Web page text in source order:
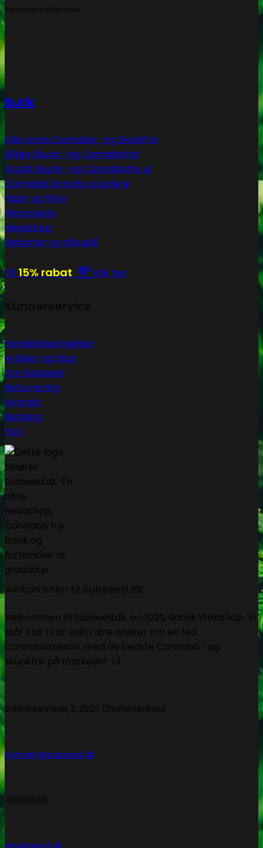
Butik
Alle vores Cannabis -og Skunkfrø
Billige Skunk -og Cannabisfrø
Gratis Skunk -og Cannabisfrø 🌿
Cannabis brands og avlere
Papir og filter
Narkotests
Headshop
Rabatter og tilbud💰
Få 15% rabat 💸 Klik her
Handelsbetingelser
Artikler og blog
Om Subseed
Returnering
Kontakt
Betaling
FAQ
Velkommen til Subseed.dk, en 100% dansk Webshop. Vi
står klar til at indfri dine ønsker om en fed
Cannabissæson, med de bedste Cannabis -og
skunkfrø på markedet <3
Schioldannsvej 3, 2920 Charlottenlund
Kontakt@subseed.dk
40690956